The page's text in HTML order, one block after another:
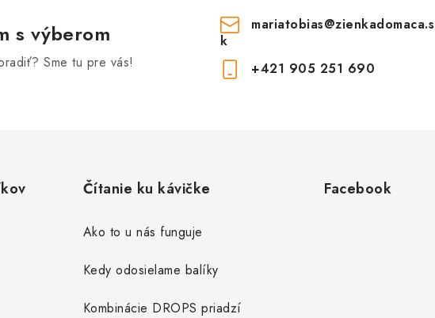
s výberom
Sme tu pre vás!
mariatobias@zienkadomaca.s
k
+421 905 251 690
Čítanie ku kávičke
Ako to u nás funguje
Kedy odosielame balíky
Kombinácie DROPS priadzí
Facebook